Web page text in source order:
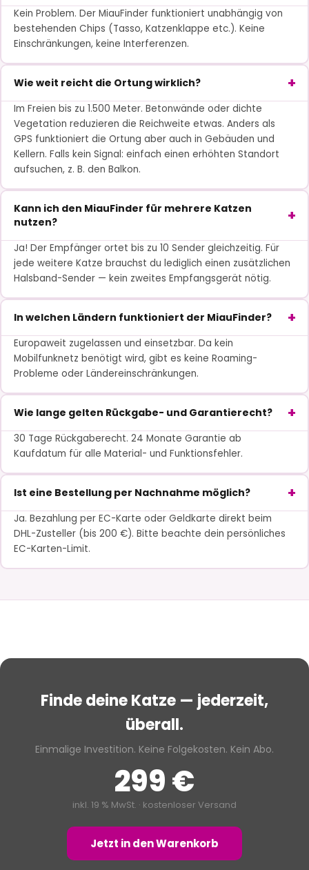
Kein Problem. Der MiauFinder funktioniert unabhängig von
bestehenden Chips (Tasso, Katzenklappe etc.). Keine
Einschränkungen, keine Interferenzen.
Wie weit reicht die Ortung wirklich?
Im Freien bis zu 1.500 Meter. Betonwände oder dichte
Vegetation reduzieren die Reichweite etwas. Anders als
GPS funktioniert die Ortung aber auch in Gebäuden und
Kellern. Falls kein Signal: einfach einen erhöhten Standort
aufsuchen, z. B. den Balkon.
Kann ich den MiauFinder für mehrere Katzen
nutzen?
Ja! Der Empfänger ortet bis zu 10 Sender gleichzeitig. Für
jede weitere Katze brauchst du lediglich einen zusätzlichen
Halsband-Sender — kein zweites Empfangsgerät nötig.
In welchen Ländern funktioniert der MiauFinder?
Europaweit zugelassen und einsetzbar. Da kein
Mobilfunknetz benötigt wird, gibt es keine Roaming-
Probleme oder Ländereinschränkungen.
Wie lange gelten Rückgabe- und Garantierecht?
30 Tage Rückgaberecht. 24 Monate Garantie ab
Kaufdatum für alle Material- und Funktionsfehler.
Ist eine Bestellung per Nachnahme möglich?
Ja. Bezahlung per EC-Karte oder Geldkarte direkt beim
DHL-Zusteller (bis 200 €). Bitte beachte dein persönliches
EC-Karten-Limit.
Finde deine Katze — jederzeit,
überall.
Einmalige Investition. Keine Folgekosten. Kein Abo.
299 €
inkl. 19 % MwSt. · kostenloser Versand
Jetzt in den Warenkorb